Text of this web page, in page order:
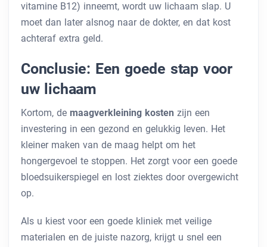
vitamine B12) inneemt, wordt uw lichaam slap. U
moet dan later alsnog naar de dokter, en dat kost
achteraf extra geld.
Conclusie: Een goede stap voor
uw lichaam
Kortom, de maagverkleining kosten zijn een
investering in een gezond en gelukkig leven. Het
kleiner maken van de maag helpt om het
hongergevoel te stoppen. Het zorgt voor een goede
bloedsuikerspiegel en lost ziektes door overgewicht
op.
Als u kiest voor een goede kliniek met veilige
materialen en de juiste nazorg, krijgt u snel een